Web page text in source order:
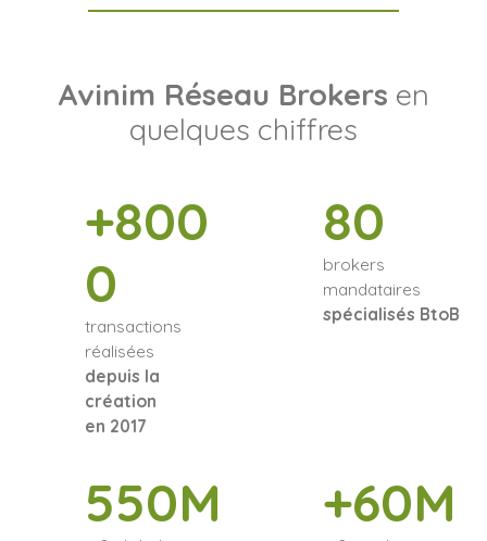
Avinim Réseau Brokers en
quelques chiffres
+800
0
transactions
réalisées
depuis la
création
en 2017
80
brokers
mandataires
spécialisés BtoB
550M +60M